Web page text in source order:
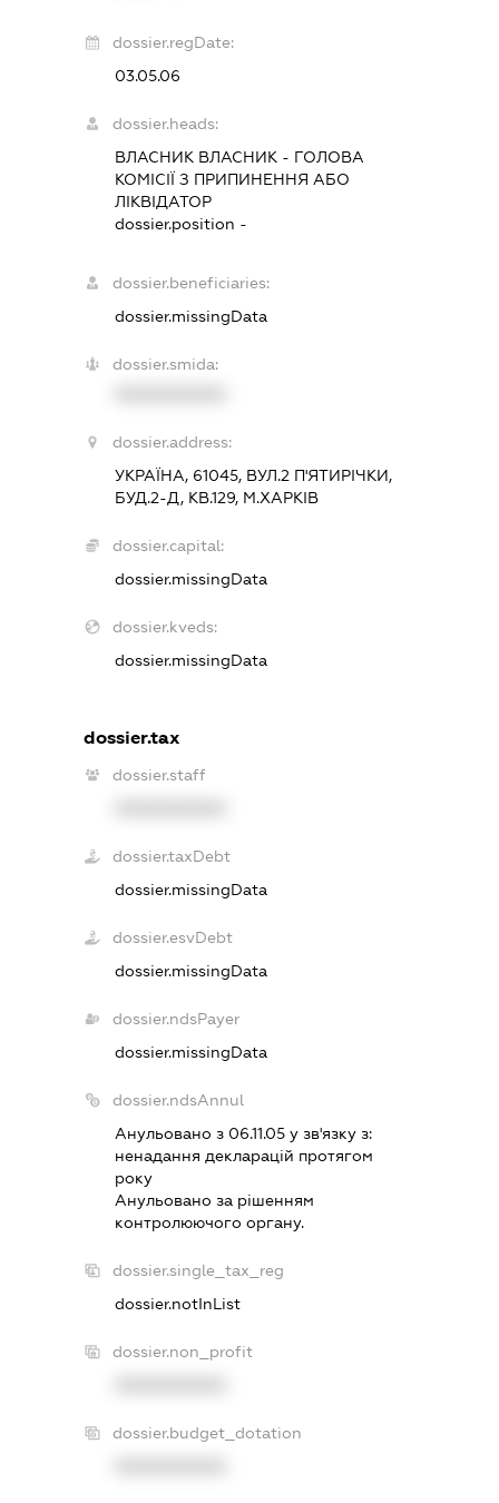
dossier.regDate:
03.05.06
dossier.heads:
ВЛАСНИК ВЛАСНИК - ГОЛОВА
КОМІСІЇ З ПРИПИНЕННЯ АБО
ЛІКВІДАТОР
dossier.position -
dossier.beneficiaries:
dossier.missingData
dossier.smida:
dossier.address:
УКРАЇНА, 61045, ВУЛ.2 П'ЯТИРІЧКИ,
БУД.2-Д, КВ.129, М.ХАРКІВ
dossier.capital:
dossier.missingData
dossier.kveds:
dossier.missingData
dossier.tax
dossier.staff
dossier.taxDebt
dossier.missingData
dossier.esvDebt
dossier.missingData
dossier.ndsPayer
dossier.missingData
dossier.ndsAnnul
Анульовано з 06.11.05 у зв'язку з:
ненадання декларацiй протягом
року
Анульовано за рiшенням
контролюючого органу.
dossier.single_tax_reg
dossier.notInList
dossier.non_profit
dossier.budget_dotation